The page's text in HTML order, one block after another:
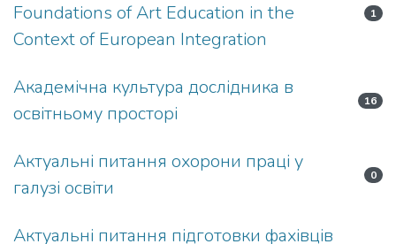
Foundations of Art Education in the
Context of European Integration
1
Академічна культура дослідника в
освітньому просторі
16
Актуальні питання охорони праці у
галузі освіти
0
Актуальні питання підготовки фахівців